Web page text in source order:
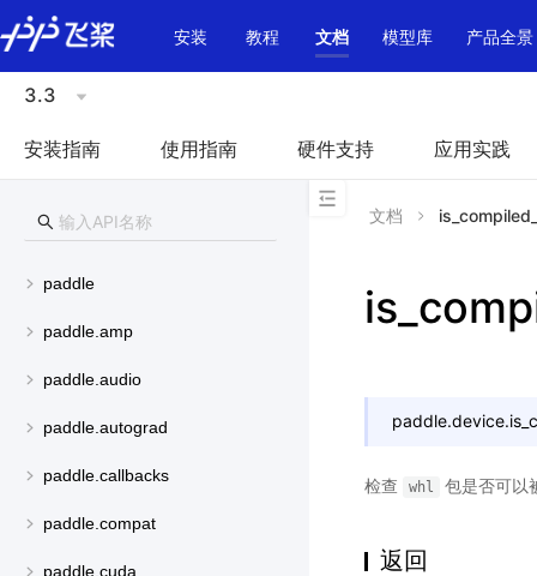
\u200E
安装
教程 文档 模型库 产品全景
3.3
安装指南 使用指南 硬件支持 应用实践
paddle
paddle.amp
paddle.audio
paddle.autograd
paddle.callbacks
paddle.compat
paddle.cuda
文档
paddle.device.
检查 whl 包是否可以
返回